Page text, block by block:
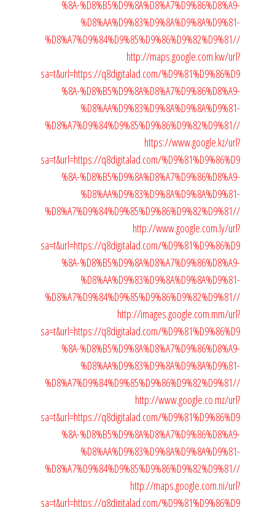
%8A-%D8%B5%D9%8A%D8%A7%D9%86%D8%A9-
%D8%AA%D9%83%D9%8A%D9%8A%D9%81-
%D8%A7%D9%84%D9%85%D9%86%D9%82%D9%81//
http://maps.google.com.kw/url?
sa=t&url=https://q8digitalad.com/%D9%81%D9%86%D9
%8A-%D8%B5%D9%8A%D8%A7%D9%86%D8%A9-
%D8%AA%D9%83%D9%8A%D9%8A%D9%81-
%D8%A7%D9%84%D9%85%D9%86%D9%82%D9%81//
https://www.google.kz/url?
sa=t&url=https://q8digitalad.com/%D9%81%D9%86%D9
%8A-%D8%B5%D9%8A%D8%A7%D9%86%D8%A9-
%D8%AA%D9%83%D9%8A%D9%8A%D9%81-
%D8%A7%D9%84%D9%85%D9%86%D9%82%D9%81//
http://www.google.com.ly/url?
sa=t&url=https://q8digitalad.com/%D9%81%D9%86%D9
%8A-%D8%B5%D9%8A%D8%A7%D9%86%D8%A9-
%D8%AA%D9%83%D9%8A%D9%8A%D9%81-
%D8%A7%D9%84%D9%85%D9%86%D9%82%D9%81//
http://images.google.com.mm/url?
sa=t&url=https://q8digitalad.com/%D9%81%D9%86%D9
%8A-%D8%B5%D9%8A%D8%A7%D9%86%D8%A9-
%D8%AA%D9%83%D9%8A%D9%8A%D9%81-
%D8%A7%D9%84%D9%85%D9%86%D9%82%D9%81//
http://www.google.co.mz/url?
sa=t&url=https://q8digitalad.com/%D9%81%D9%86%D9
%8A-%D8%B5%D9%8A%D8%A7%D9%86%D8%A9-
%D8%AA%D9%83%D9%8A%D9%8A%D9%81-
%D8%A7%D9%84%D9%85%D9%86%D9%82%D9%81//
http://maps.google.com.ni/url?
sa=t&url=https://q8digitalad.com/%D9%81%D9%86%D9